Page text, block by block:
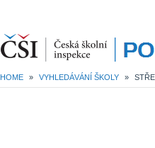
HOME » VYHLEDÁVÁNÍ ŠKOLY »